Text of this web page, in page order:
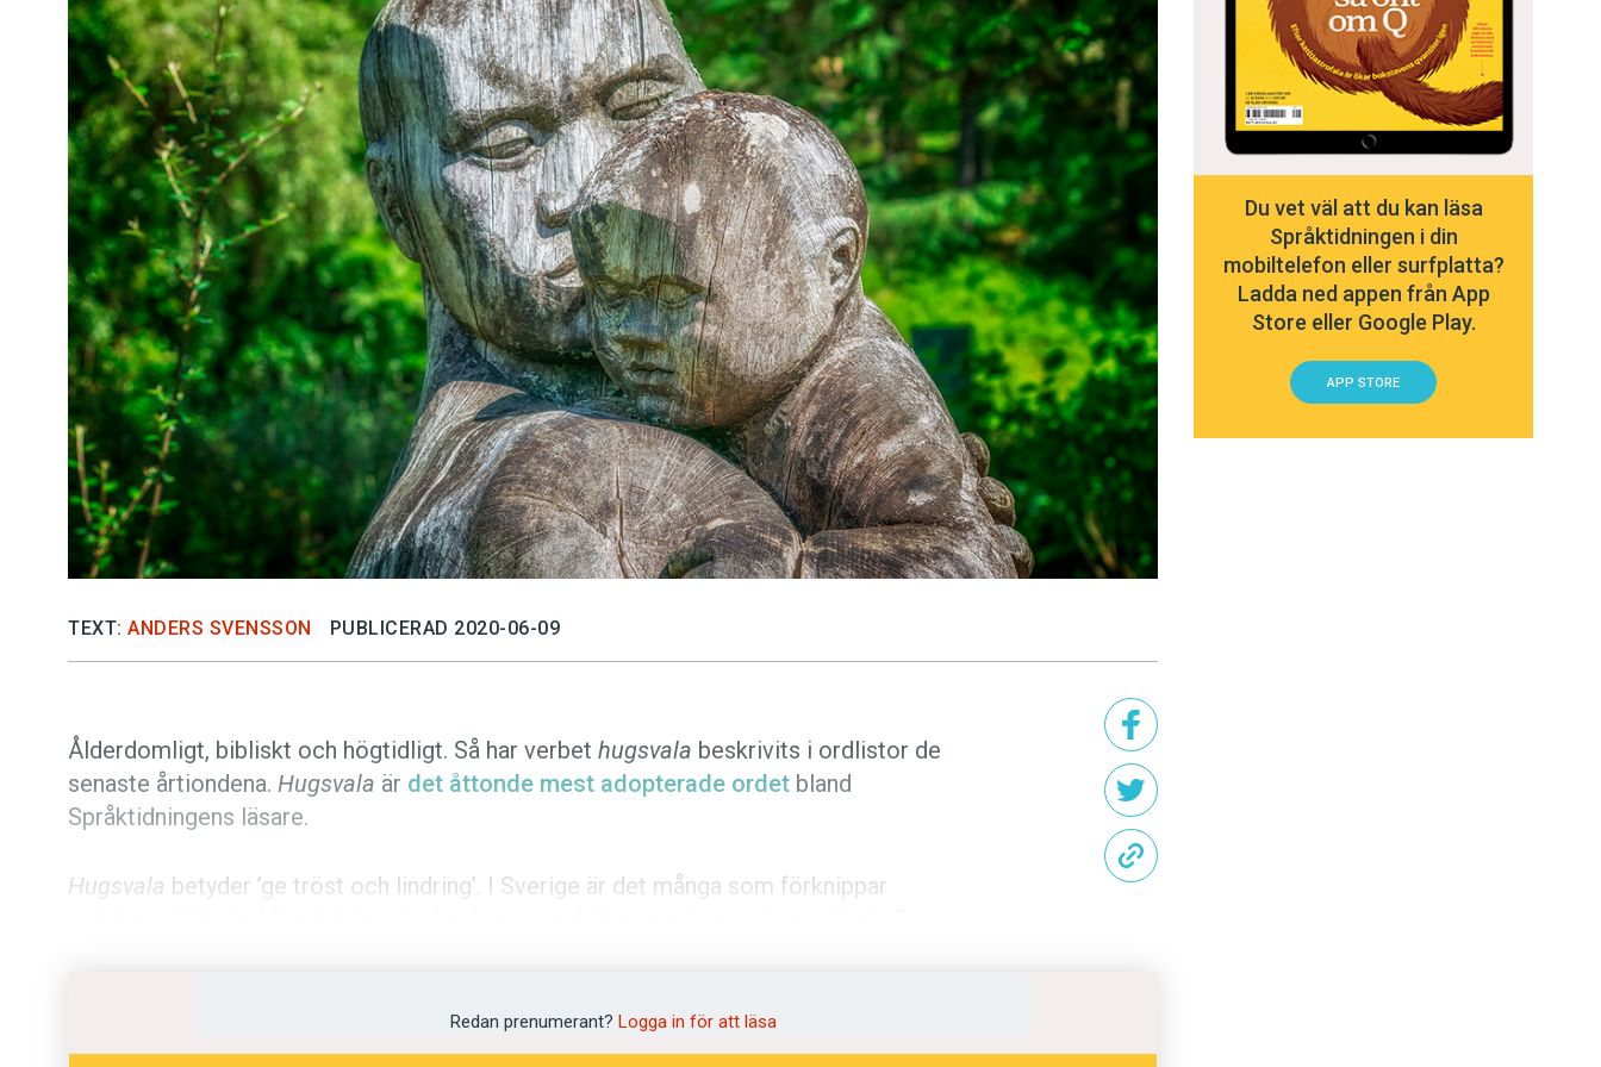
Kviss
Podden
Anmäl till språkpolisen
Föreslå nyord
Annonsera
Prenumerera
Läs Språktidningen digitalt
Press
TEXT: ANDERS SVENSSON PUBLICERAD 2020-06-09
Ålderdomligt, bibliskt och högtidligt. Så har verbet hugsvala beskrivits i ordlistor de
senaste årtiondena. Hugsvala är det åttonde mest adopterade ordet bland
Språktidningens läsare.
Hugsvala betyder ’ge tröst och lindring’. I Sverige är det många som förknippar
Har alltid haft en förkärlek för detta ord sen jag läste en dikt av Johan Olof
Wallin där det sista stycket lyder: ”Jag hör hans röst, där aftonvinden susar, där
Redan prenumerant? Logga in för att läsa
Du vet väl att du kan läsa
Språktidningen i din
mobiltelefon eller surfplatta?
Ladda ned appen från App
Store eller Google Play.
APP STORE